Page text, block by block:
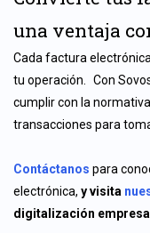
una ventaja
Cada factura
tu operación. Con
cumplir con la
transacciones para
Contáctanos para
electrónica, y visita
digitalización